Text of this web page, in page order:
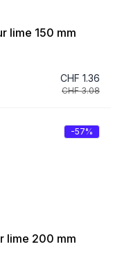
lime 150 mm
CHF 1.36
CHF 3.08
lime 200 mm
-57%